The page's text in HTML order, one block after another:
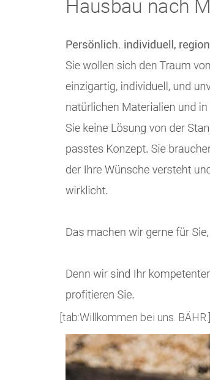
[tab:Willkommen bei uns. BÄHR.]